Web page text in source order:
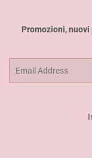
Promozioni,